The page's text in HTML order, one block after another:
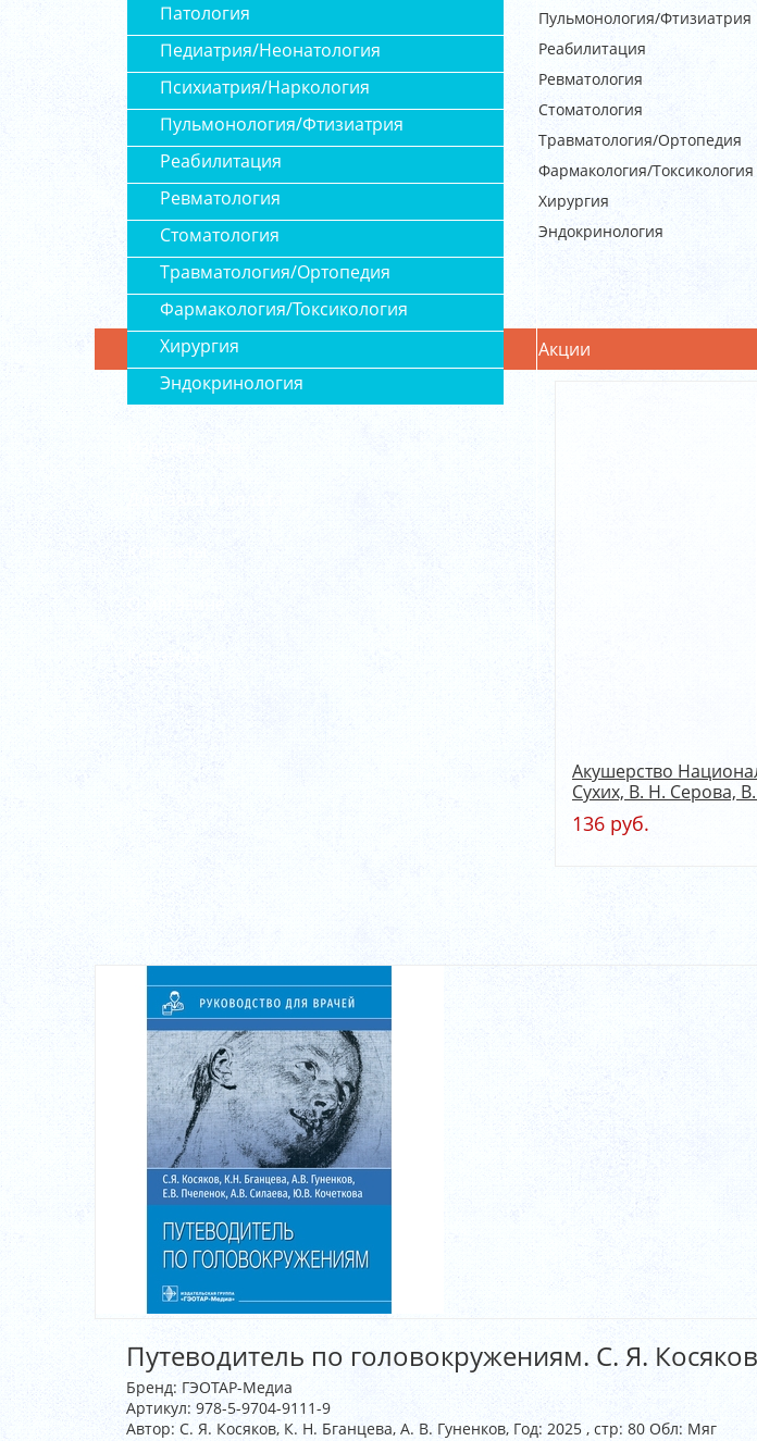
Патология
Педиатрия/Неонатология
Психиатрия/Наркология
Пульмонология/Фтизиатрия
Реабилитация
Ревматология
Стоматология
Травматология/Ортопедия
Фармакология/Токсикология
Хирургия
Эндокринология
Издательства
Доставка и оплата
Контакты
О магазине
Корзина
Пульмонология/Фтизиатрия
Реабилитация
Ревматология
Стоматология
Травматология/Ортопедия
Фармакология/Токсикология
Хирургия
Эндокринология
Акции
Акушерство
Сухих, В. Н. Серова,
136 руб.
Путеводитель по головокружениям. С. Я.
Бренд: ГЭОТАР-Медиа
Артикул: 978-5-9704-9111-9
Автор: С. Я. Косяков, К. Н. Бганцева, А. В. Гуненков, Год: 2025 , стр: 80 Обл: Мяг